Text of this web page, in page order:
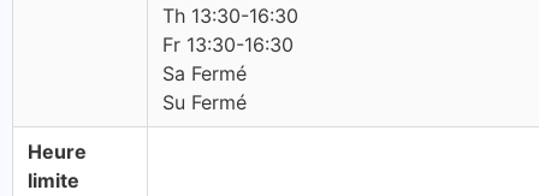
Th 13:30-16:30
Fr 13:30-16:30
Sa Fermé
Su Fermé
Heure
limite